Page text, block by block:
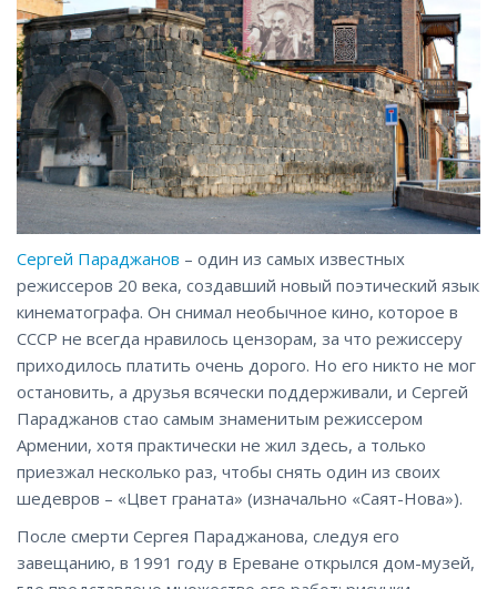
Сергей Параджанов – один из самых известных
режиссеров 20 века, создавший новый поэтический язык
кинематографа. Он снимал необычное кино, которое в
СССР не всегда нравилось цензорам, за что режиссеру
приходилось платить очень дорого. Но его никто не мог
остановить, а друзья всячески поддерживали, и Сергей
Параджанов стао самым знаменитым режиссером
Армении, хотя практически не жил здесь, а только
приезжал несколько раз, чтобы снять один из своих
шедевров – «Цвет граната» (изначально «Саят-Нова»).
После смерти Сергея Параджанова, следуя его
завещанию, в 1991 году в Ереване открылся дом-музей,